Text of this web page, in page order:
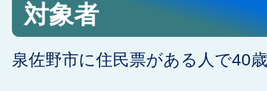
対象者
泉佐野市に住民票がある人で40